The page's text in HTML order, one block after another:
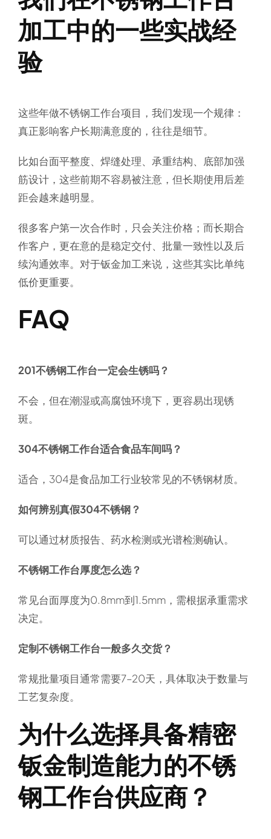
加工中的一些实战经
验
这些年做不锈钢工作台项目，我们发现一个规律：
真正影响客户长期满意度的，往往是细节。
比如台面平整度、焊缝处理、承重结构、底部加强
筋设计，这些前期不容易被注意，但长期使用后差
距会越来越明显。
很多客户第一次合作时，只会关注价格；而长期合
作客户，更在意的是稳定交付、批量一致性以及后
续沟通效率。对于钣金加工来说，这些其实比单纯
低价更重要。
FAQ
201不锈钢工作台一定会生锈吗？
不会，但在潮湿或高腐蚀环境下，更容易出现锈
斑。
304不锈钢工作台适合食品车间吗？
适合，304是食品加工行业较常见的不锈钢材质。
如何辨别真假304不锈钢？
可以通过材质报告、药水检测或光谱检测确认。
不锈钢工作台厚度怎么选？
常见台面厚度为0.8mm到1.5mm，需根据承重需求
决定。
定制不锈钢工作台一般多久交货？
常规批量项目通常需要7–20天，具体取决于数量与
工艺复杂度。
为什么选择具备精密
钣金制造能力的不锈
钢工作台供应商？